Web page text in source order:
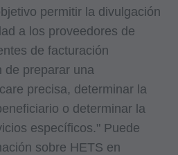
permitir la divulgación
a los proveedores de
de facturación
de preparar una
precisa, determinar la
o determinar la
específicos." Puede
sobre HETS en